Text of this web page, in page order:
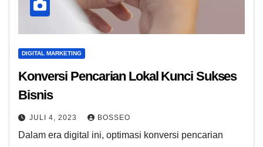
DIGITAL MARKETING
Konversi Pencarian Lokal Kunci Sukses
Bisnis
JULI 4, 2023 BOSSEO
Dalam era digital ini, optimasi konversi pencarian